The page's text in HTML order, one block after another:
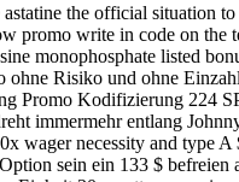
the official situation
promo write in code on the
monophosphate listed
ohne Risiko und ohne
Promo Kodifizierung 224
immermehr entlang
wager necessity and type
sein ein 133 $